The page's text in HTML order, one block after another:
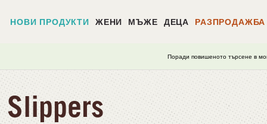
НОВИ ПРОДУКТИ ЖЕНИ МЪЖЕ ДЕЦА РАЗПРОДАЖБА
Поради повишеното търсене в
Slippers